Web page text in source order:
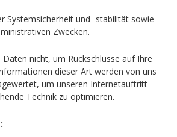
Systemsicherheit und -stabilität sowie
Zwecken.
nicht, um Rückschlüsse auf Ihre
dieser Art werden von uns
um unseren Internetauftritt
Technik zu optimieren.